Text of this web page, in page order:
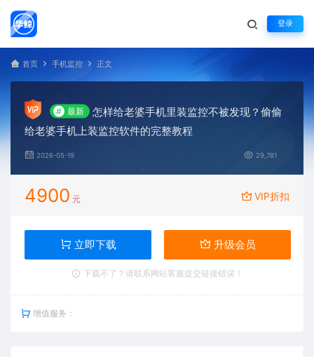
登录
首页 手机监控 正文
# 最新
怎样给老婆手机里装监控不被发现？偷偷
给老婆手机上装监控软件的完整教程
2026-05-19 29,781
4900 元 VIP折扣
立即下载 升级会员
下载不了？请联系网站客服提交链接错误！
增值服务：